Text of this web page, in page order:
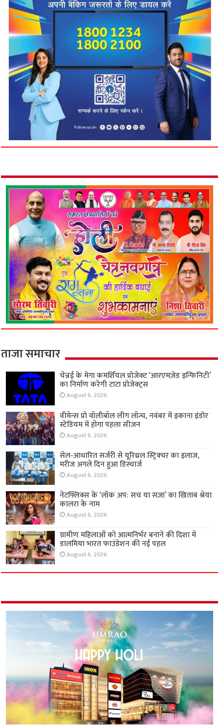
ताजा समाचार
चेन्नई के मेगा कमर्शियल प्रोजेक्ट ‘आरएमज़ेड इन्फिनिटी’
का निर्माण करेगी टाटा प्रोजेक्ट्स
August 6, 2026
वीमेन्स प्रो वॉलीबॉल लीग लॉन्च, नवंबर में इकाना इंडोर
स्टेडियम में होगा पहला सीजन
August 6, 2026
सेल-आधारित सर्जरी से यूरिथ्रल स्ट्रिक्चर का इलाज,
मरीज अगले दिन हुआ डिस्चार्ज
August 6, 2026
नेटफ्लिक्स के ‘लॉक अप: सच या सज़ा’ का खिताब श्रेया
कालरा के नाम
August 6, 2026
ग्रामीण महिलाओं को आत्मनिर्भर बनाने की दिशा में
डालमिया भारत फाउंडेशन की नई पहल
August 6, 2026